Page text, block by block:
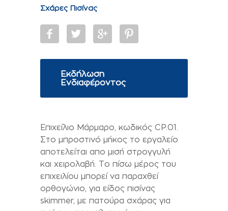
Σχάρες Πισίνας
Εκδήλωση
Ενδιαφέροντος
Επιχείλιο Μάρμαρο, κωδικός CP.01.
Στο μπροστινό μήκος το εργαλείο
αποτελείται απο μισή στρογγυλή
και χειρολαβή. Το πίσω μέρος του
επιχειλίου μπορεί να παραχθεί
ορθογώνιο, για είδος πισίνας
skimmer, με πατούρα σχάρας για